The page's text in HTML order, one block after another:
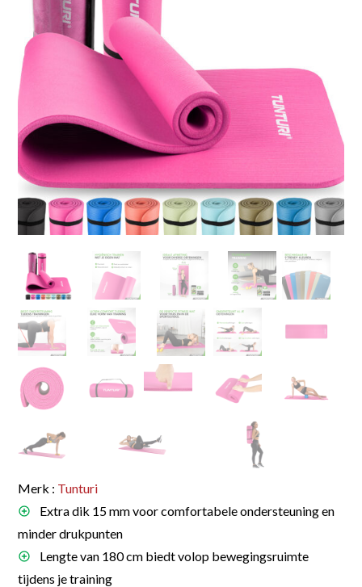
Merk : Tunturi
Extra dik 15 mm voor comfortabele ondersteuning en
minder drukpunten
Lengte van 180 cm biedt volop bewegingsruimte
tijdens je training